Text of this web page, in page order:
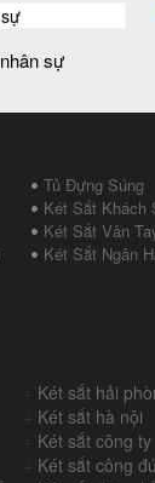
sự
Tủ Đựng Súng
Két Sắt Khách
Két Sắt Vân
Két Sắt Ngân
Két sắt hải
Két sắt hà nội
Két sắt công ty
Két sắt công